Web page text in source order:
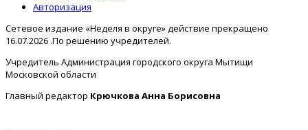
Авторизация
Сетевое издание «Неделя в округе» действие прекращено
16.07.2026 .По решению учредителей.
Учредитель Администрация городского округа Мытищи
Московской области
Главный редактор Крючкова Анна Борисовна